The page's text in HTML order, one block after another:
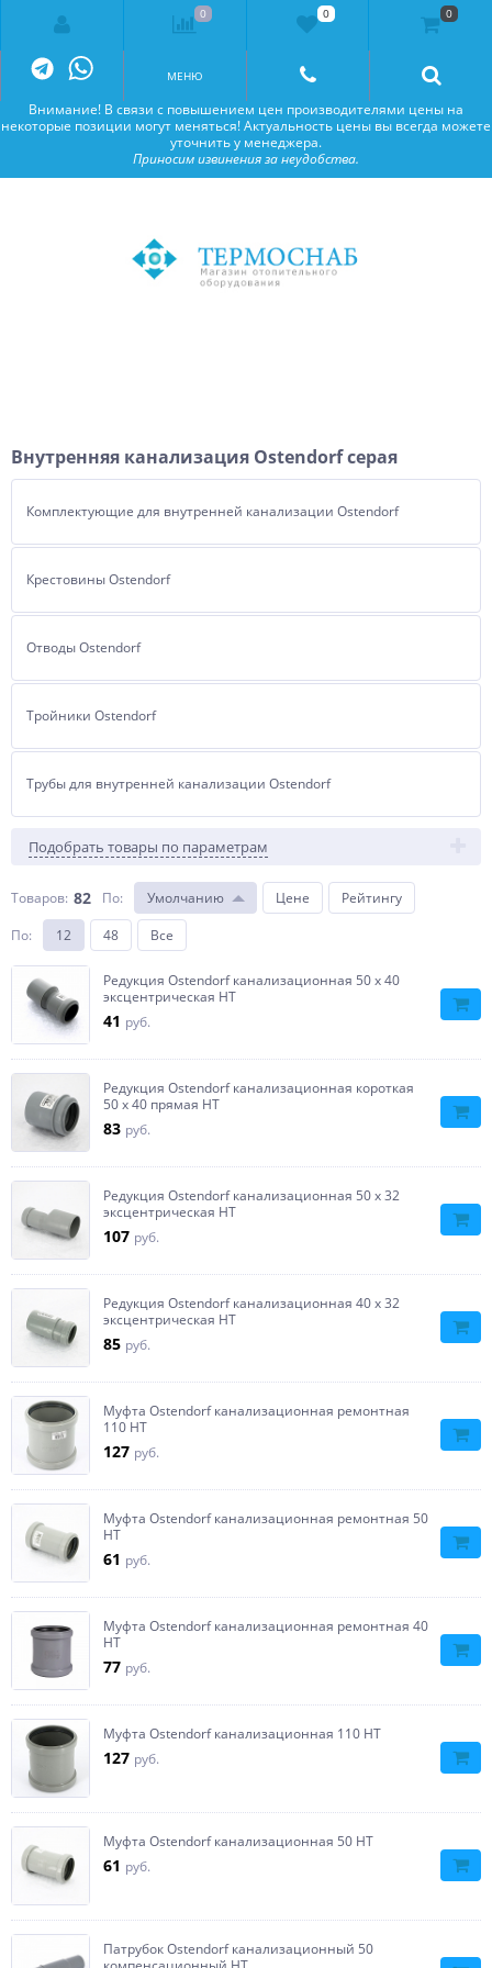
Внимание! В связи с повышением цен производителями цены на
некоторые позиции могут меняться! Актуальность цены вы всегда можете
уточнить у менеджера.
Приносим извинения за неудобства.
МЕНЮ
Внимание! В связи с повышением цен производителями цены на
некоторые позиции могут меняться! Актуальность цены вы всегда можете
уточнить у менеджера.
Приносим извинения за неудобства.
Внутренняя канализация Ostendorf серая
Комплектующие для внутренней канализации Ostendorf
Крестовины Ostendorf
Отводы Ostendorf
Тройники Ostendorf
Трубы для внутренней канализации Ostendorf
Подобрать товары по параметрам
Товаров: 82 По: Умолчанию Цене
Рейтингу
По: 12 48 Все
Редукция Ostendorf канализационная 50 х 40
эксцентрическая HT
41 руб.
Редукция Ostendorf канализационная короткая
50 х 40 прямая HT
83 руб.
Редукция Ostendorf канализационная 50 х 32
эксцентрическая HT
107 руб.
Редукция Ostendorf канализационная 40 х 32
эксцентрическая HT
85 руб.
Муфта Ostendorf канализационная ремонтная
110 НТ
127 руб.
Муфта Ostendorf канализационная ремонтная 50
НТ
61 руб.
Муфта Ostendorf канализационная ремонтная 40
НТ
77 руб.
Муфта Ostendorf канализационная 110 НТ
127 руб.
Муфта Ostendorf канализационная 50 НТ
61 руб.
Патрубок Ostendorf канализационный 50
0 0 0